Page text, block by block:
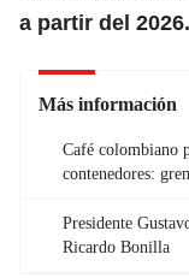
a partir del 2026.
Más información
Café colombiano
contenedores:
Presidente
Ricardo Bonilla